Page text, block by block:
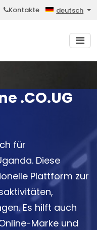
Kontakte deutsch
.CO.UG
für
Diese
Plattform zur
Es hilft auch
Marke und